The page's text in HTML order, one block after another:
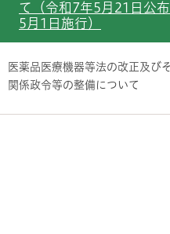
て（令和7年5月21日公
5月1日施行）
医薬品医療機器等法の改正及び
関係政令等の整備について